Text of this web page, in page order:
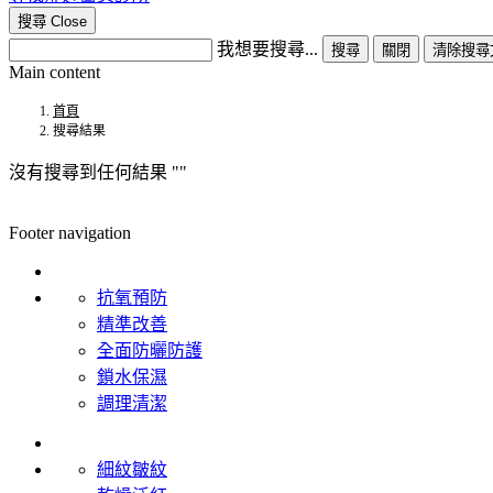
搜尋 Close
我想要搜尋... 搜尋 關閉 清除搜尋
Main content
首頁
搜尋結果
沒有搜尋到任何結果
Footer navigation
抗氧預防
精準改善
全面防曬防護
鎖水保濕
調理清潔
細紋皺紋